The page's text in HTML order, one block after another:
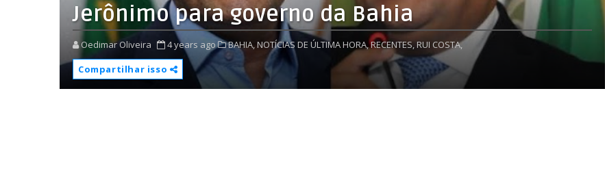
Jerônimo para governo da Bahia
Oedimar Oliveira 4 years ago BAHIA,NOTÍCIAS DE ÚLTIMA HORA,RECENTES, RUI COSTA,
Compartilhar isso